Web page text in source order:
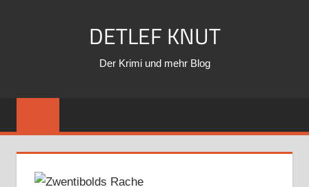
DETLEF KNUT
Der Krimi und mehr Blog